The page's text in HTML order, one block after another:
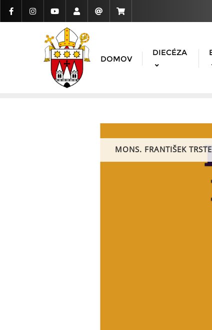
DOMOV
DIECÉZA
MONS. FRANTIŠEK